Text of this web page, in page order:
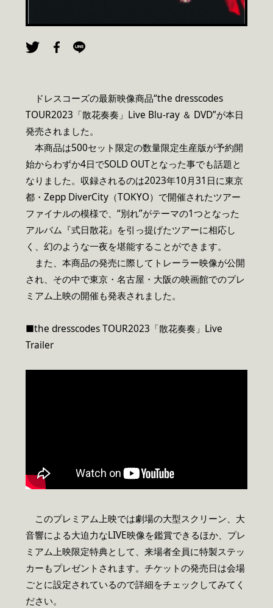
ドレスコーズの最新映像商品“the dresscodes
TOUR2023「散花奏奏」Live Blu-ray ＆ DVD”が本日
発売されました。
本商品は500セット限定の数量限定生産版が予約開
始からわずか4日でSOLD OUTとなった事でも話題と
なりました。収録されるのは2023年10月31日に東京
都・Zepp DiverCity（TOKYO）で開催されたツアー
ファイナルの模様で、“別れ”がテーマの1つとなった
アルバム『式日散花』を引っ提げたツアーに相応し
く、幻のような一夜を堪能することができます。
また、本商品の発売に際してトレーラー映像が公開
され、その中で東京・名古屋・大阪の映画館でのプレ
ミアム上映の開催も発表されました。
■the dresscodes TOUR2023「散花奏奏」Live
Trailer
このプレミアム上映では劇場の大型スクリーン、大
音響による大迫力なLIVE映像を鑑賞できるほか、プレ
ミアム上映限定特典として、来場者全員に特製ステッ
カーもプレゼントされます。チケットの発売日は会場
ごとに設定されているので詳細をチェックしてみてく
ださい。